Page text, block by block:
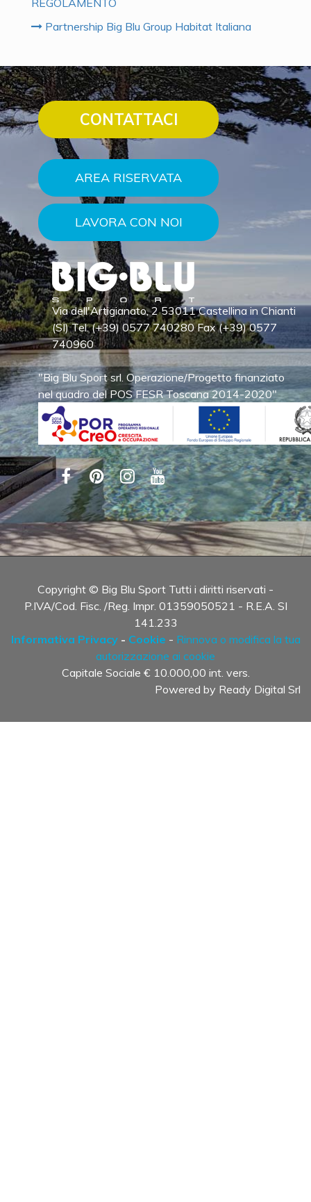
Partnership Big Blu Group Habitat Italiana
CONTATTACI
AREA RISERVATA
LAVORA CON NOI
Via dell'Artigianato, 2 53011 Castellina in Chianti
(SI) Tel. (+39) 0577 740280 Fax (+39) 0577
740960
"Big Blu Sport srl. Operazione/Progetto finanziato
nel quadro del POS FESR Toscana 2014-2020"
Copyright © Big Blu Sport Tutti i diritti riservati -
P.IVA/Cod. Fisc. /Reg. Impr. 01359050521 - R.E.A. SI
141.233
Informativa Privacy- Cookie - Rinnova o modifica la tua
autorizzazione ai cookie
Capitale Sociale € 10.000,00 int. vers.
Powered by Ready Digital Srl